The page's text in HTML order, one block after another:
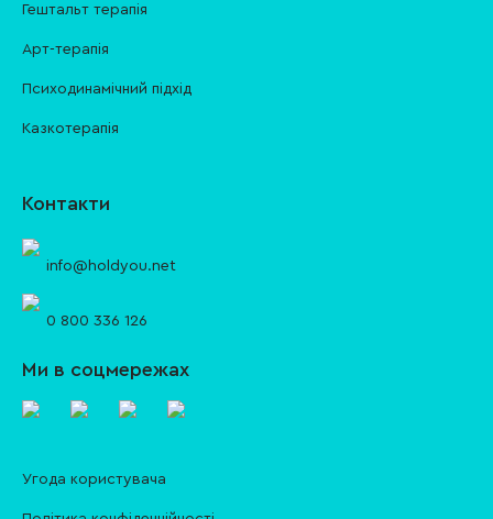
Гештальт терапія
Арт-терапія
Психодинамічний підхід
Казкотерапія
Контакти
info@holdyou.net
0 800 336 126
Ми в соцмережах
Угода користувача